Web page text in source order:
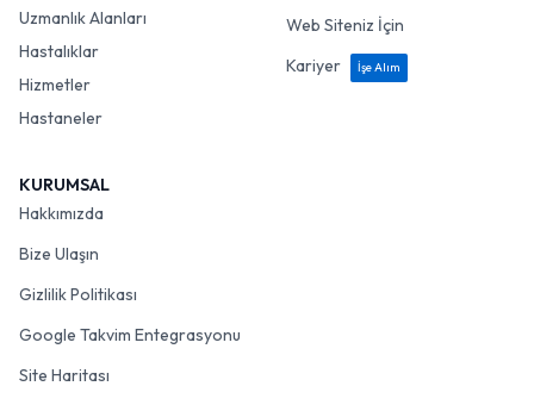
Uzmanlık Alanları
Hastalıklar
Hizmetler
Hastaneler
Web Siteniz İçin
Kariyer
İşe Alım
KURUMSAL
Hakkımızda
Bize Ulaşın
Gizlilik Politikası
Google Takvim Entegrasyonu
Site Haritası